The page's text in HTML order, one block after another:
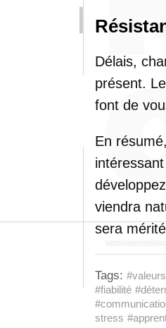
Délais,
présent.
font de
En
viendra
sera
Tags:
#fiabilité
stress